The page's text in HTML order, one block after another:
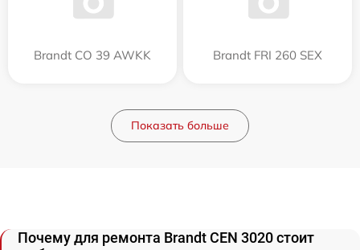
Brandt CO 39 AWKK Brandt FRI 260 SEX
Показать больше
Почему для ремонта Brandt CEN 3020 стоит